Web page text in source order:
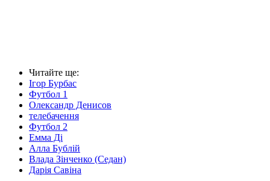
Читайте ще:
Ігор Бурбас
Футбол 1
Олександр Денисов
телебачення
Футбол 2
Емма Ді
Алла Бублій
Влада Зінченко (Седан)
Дарія Савіна